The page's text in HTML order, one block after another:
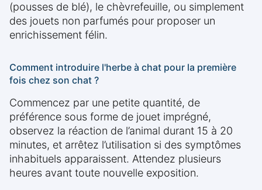
(pousses de blé), le chèvrefeuille, ou simplement
des jouets non parfumés pour proposer un
enrichissement félin.
Comment introduire l'herbe à chat pour la première
fois chez son chat ?
Commencez par une petite quantité, de
préférence sous forme de jouet imprégné,
observez la réaction de l’animal durant 15 à 20
minutes, et arrêtez l’utilisation si des symptômes
inhabituels apparaissent. Attendez plusieurs
heures avant toute nouvelle exposition.